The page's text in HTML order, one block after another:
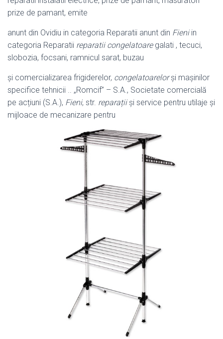
prize de pamant, emite
anunt din Ovidiu in categoria Reparatii anunt din Fieniin
categoria Reparatii reparatii congelatoaregalati , tecuci,
slobozia, focsani, ramnicul sarat, buzau
și comercializarea frigiderelor, congelatoarelorși mașinilor
specifice tehnicii .. „Romcif” – S.A., Societate comercială
pe acțiuni (S.A.), Fieni, str. reparațiiși service pentru utilaje și
mijloace de mecanizare pentru